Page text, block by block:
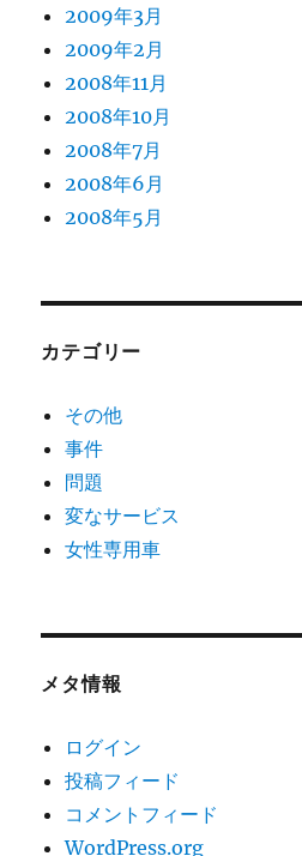
2009年3月
2009年2月
2008年11月
2008年10月
2008年7月
2008年6月
2008年5月
カテゴリー
その他
事件
問題
変なサービス
女性専用車
メタ情報
ログイン
投稿フィード
コメントフィード
WordPress.org